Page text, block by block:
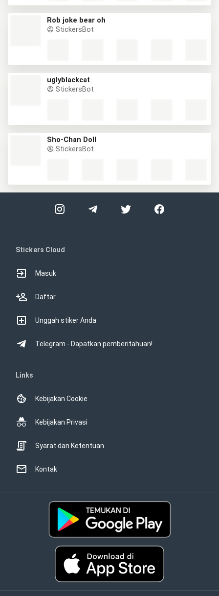
Rob joke bear oh
StickersBot
uglyblackcat
StickersBot
Sho-Chan Doll
StickersBot
Stickers Cloud
Masuk
Daftar
Unggah stiker Anda
Telegram - Dapatkan pemberitahuan!
Links
Kebijakan Cookie
Kebijakan Privasi
Syarat dan Ketentuan
Kontak